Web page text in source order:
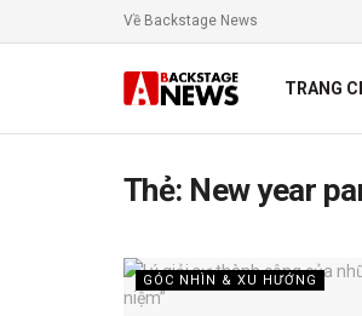
Về Backstage News
TRANG
Thẻ: New year
GÓC NHÌN & XU HƯỚNG